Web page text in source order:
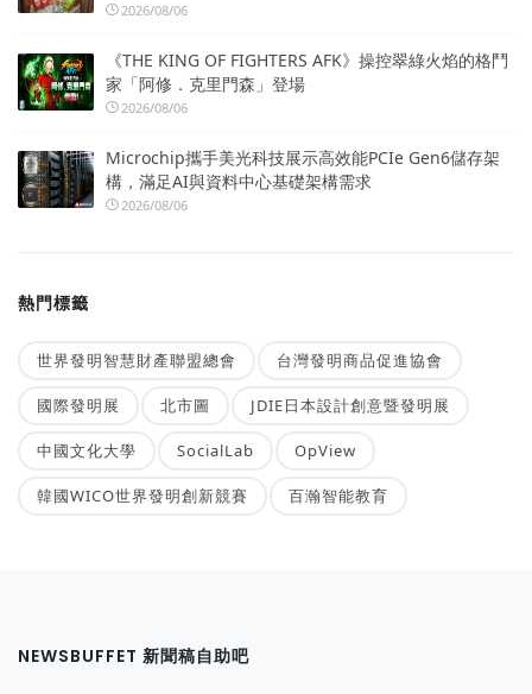
2026/08/06
《THE KING OF FIGHTERS AFK》操控翠綠火焰的格鬥
家「阿修．克里門森」登場
2026/08/06
Microchip攜手美光科技展示高效能PCIe Gen6儲存架
構，滿足AI與資料中心基礎架構需求
2026/08/06
熱門標籤
世界發明智慧財產聯盟總會 台灣發明商品促進協會
國際發明展 北市圖 JDIE日本設計創意暨發明展
中國文化大學 SocialLab OpView
韓國WICO世界發明創新競賽 百瀚智能教育
NEWSBUFFET 新聞稿自助吧